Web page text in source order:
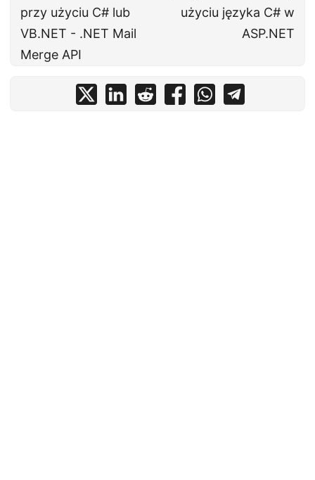
przy użyciu C# lub
VB.NET - .NET Mail
Merge API
użyciu języka C# w
ASP.NET